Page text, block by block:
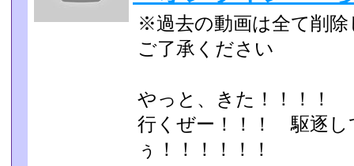
※過去の動画は全て削除
ご了承ください
やっと、きた！！！！
行くぜー！！！ 駆逐し
ぅ！！！！！！